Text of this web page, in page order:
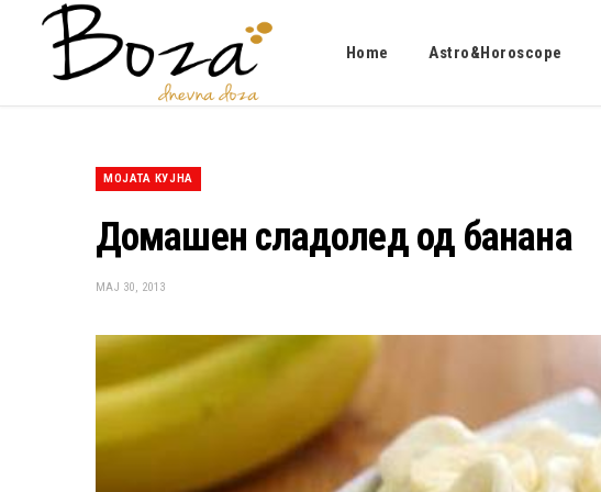
Home Astro&Horoscope
МОЈАТА КУЈНА
Домашен сладолед од банана
МАЈ 30, 2013